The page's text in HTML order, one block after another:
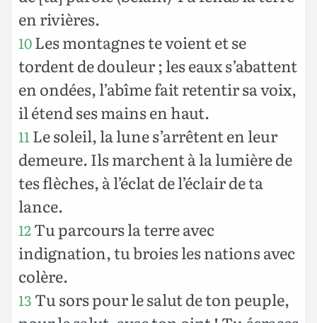
en rivières.
10Les montagnes te voient et se
tordent de douleur ; les eaux s’abattent
en ondées, l’abîme fait retentir sa voix,
il étend ses mains en haut.
11 Le soleil, la lune s’arrêtent en leur
demeure. Ils marchent à la lumière de
tes flèches, à l’éclat de l’éclair de ta
lance.
12Tu parcours la terre avec
indignation, tu broies les nations avec
colère.
13 Tu sors pour le salut de ton peuple,